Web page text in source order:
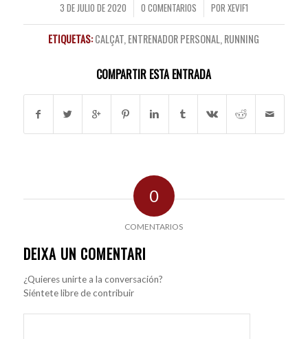
3 DE JULIO DE 2020
/ 0 COMENTARIOS
/ POR XEVIF1
ETIQUETAS:CALÇAT, ENTRENADOR PERSONAL, RUNNING
COMPARTIR ESTA ENTRADA
0
COMENTARIOS
DEIXA UN COMENTARI
¿Quieres unirte a la conversación?
Siéntete libre de contribuir